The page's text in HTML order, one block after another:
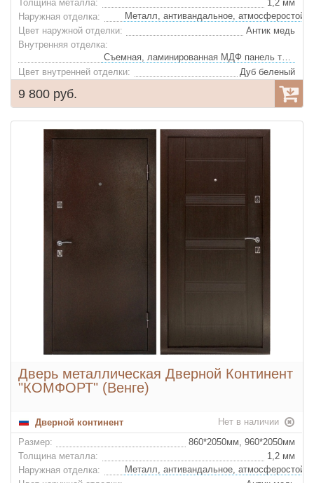
Толщина металла:
1,2 мм
Наружная отделка:
Цвет наружной отделки:
Антик медь
Внутренняя отделка:
Съемная, ламинированная МДФ панель толщиной 10 мм
Цвет внутренней отделки:
Дуб беленый
Пенополистирол
Глазок:
Да
9 800 руб.
Дверь металлическая Дверной Континент
"КОМФОРТ" (Венге)
Дверной континент
Нет в наличии
Размер:
860*2050мм, 960*2050мм
Толщина металла:
1,2 мм
Наружная отделка: